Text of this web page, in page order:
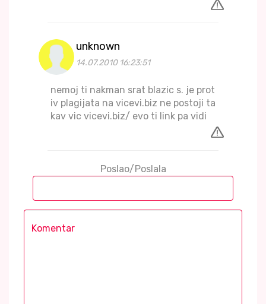
unknown
14.07.2010 16:23:51
nemoj ti nakman srat blazic s. je prot
iv plagijata na vicevi.biz ne postoji ta
kav vic vicevi.biz/ evo ti link pa vidi
Poslao/Poslala